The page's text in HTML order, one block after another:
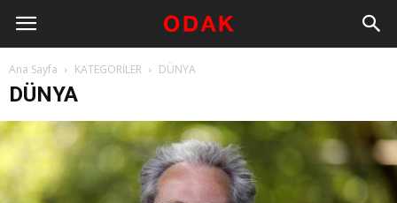
Ana Sayfa KATEGORİLER DÜNYA
DÜNYA